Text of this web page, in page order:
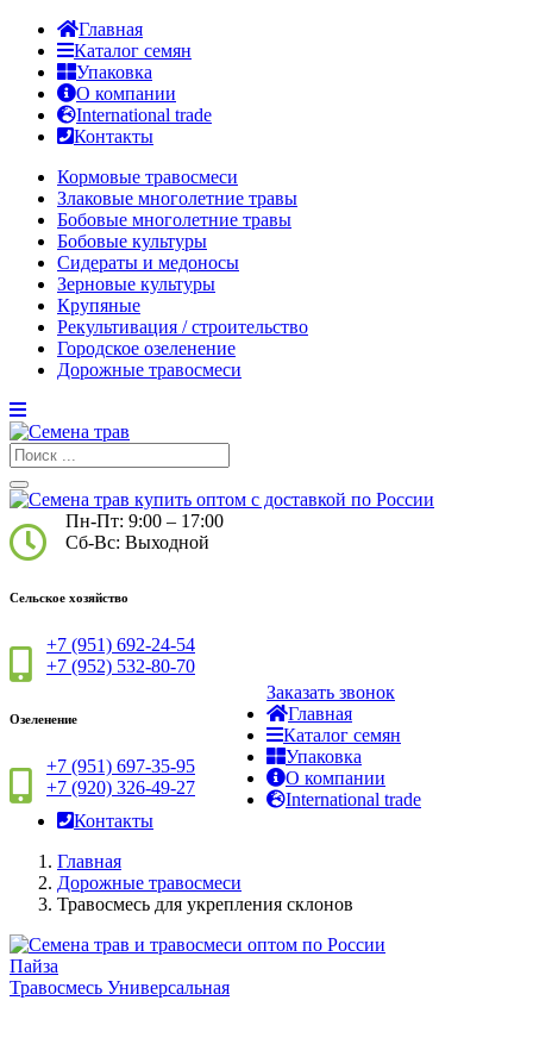
Главная
Каталог семян
Упаковка
О компании
International trade
Контакты
Кормовые травосмеси
Злаковые многолетние травы
Бобовые многолетние травы
Бобовые культуры
Сидераты и медоносы
Зерновые культуры
Крупяные
Рекультивация / строительство
Городское озеленение
Дорожные травосмеси
Пн-Пт: 9:00 – 17:00
Сб-Вс: Выходной
Сельское хозяйство
+7 (951) 692-24-54
+7 (952) 532-80-70
Озеленение
+7 (951) 697-35-95
+7 (920) 326-49-27
Заказать звонок
Главная
Каталог семян
Упаковка
О компании
International trade
Контакты
Главная
Дорожные травосмеси
Травосмесь для укрепления склонов
Пайза
Травосмесь Универсальная